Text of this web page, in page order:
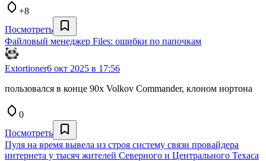
+8
Посмотреть
Файловый менеджер Files: ошибки по папочкам
Extortioner6 окт 2025 в 17:56
пользовался в конце 90х Volkov Commander, клоном нортона
0
Посмотреть
Пуля на время вывела из строя систему связи провайдера
интернета у тысяч жителей Северного и Центрального Техаса